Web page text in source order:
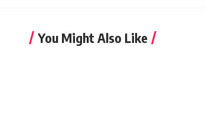
You Might Also Like